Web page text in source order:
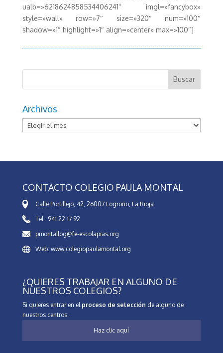
ualb=»6218624858534406241″ imgl=»fancybox»
style=»wall» row=»7″ size=»320″ num=»100″
shadow=»1″ highlight=»1″ align=»center» max=»100″]
Archivos
Archivos
CONTACTO COLEGIO PAULA MONTAL
Calle Portillejo, 42, 26007 Logroño, La Rioja
Tel.: 941 22 17 92
pmontallog@fe-escolapias.org
Web: www.colegiopaulamontal.org
¿QUIERES TRABAJAR EN ALGUNO DE
NUESTROS COLEGIOS?
Si quieres entrar en el proceso de selección de alguno de
nuestros centros:
Haz clic aquí